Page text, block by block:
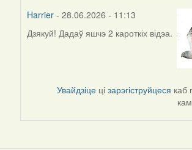
Harrier - 28.06.2026 - 11:13
Дзякуй! Дадаў яшчэ 2 кароткіх відэа.
Увайдзіце цізарэгіструйцеся каб